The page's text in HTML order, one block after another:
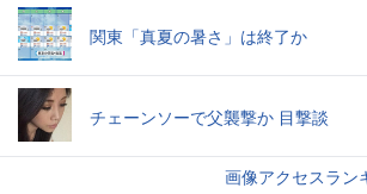
関東「真夏の暑さ」は終了か
チェーンソーで父襲撃か 目撃談
画像アクセスラン